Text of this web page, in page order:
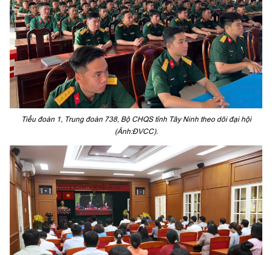
Tiểu đoàn 1, Trung đoàn 738, Bộ CHQS tỉnh Tây Ninh theo dõi đại hội
(Ảnh:ĐVCC).